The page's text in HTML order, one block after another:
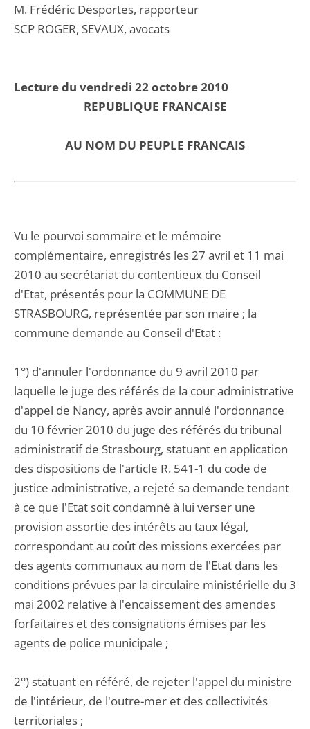
M. Frédéric Desportes, rapporteur
SCP ROGER, SEVAUX, avocats
Lecture du vendredi 22 octobre 2010
REPUBLIQUE FRANCAISE
AU NOM DU PEUPLE FRANCAIS
Vu le pourvoi sommaire et le mémoire
complémentaire, enregistrés les 27 avril et 11 mai
2010 au secrétariat du contentieux du Conseil
d'Etat, présentés pour la COMMUNE DE
STRASBOURG, représentée par son maire ; la
commune demande au Conseil d'Etat :
1°) d'annuler l'ordonnance du 9 avril 2010 par
laquelle le juge des référés de la cour administrative
d'appel de Nancy, après avoir annulé l'ordonnance
du 10 février 2010 du juge des référés du tribunal
administratif de Strasbourg, statuant en application
des dispositions de l'article R. 541-1 du code de
justice administrative, a rejeté sa demande tendant
à ce que l'Etat soit condamné à lui verser une
provision assortie des intérêts au taux légal,
correspondant au coût des missions exercées par
des agents communaux au nom de l'Etat dans les
conditions prévues par la circulaire ministérielle du 3
mai 2002 relative à l'encaissement des amendes
forfaitaires et des consignations émises par les
agents de police municipale ;
2°) statuant en référé, de rejeter l'appel du ministre
de l'intérieur, de l'outre-mer et des collectivités
territoriales ;